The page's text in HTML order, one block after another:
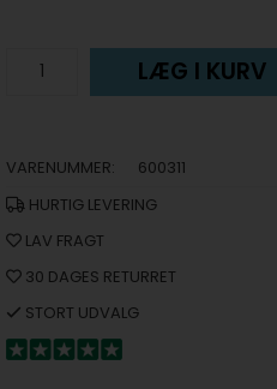
LÆG I KURV
VARENUMMER:
600311
HURTIG LEVERING
LAV FRAGT
30 DAGES RETURRET
STORT UDVALG